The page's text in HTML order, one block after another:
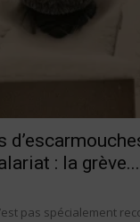
: la grève...
pas spécialement